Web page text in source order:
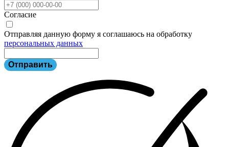
Согласие
Отправляя данную форму я соглашаюсь на обработку
персональных данных
Отправить